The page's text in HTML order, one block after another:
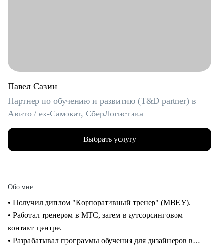
Павел Савин
Партнер по обучению и развитию (T&D partner) в
Авито / ex-Самокат, СберЛогистика
Выбрать услугу
Обо мне
• Получил диплом "Корпоративный тренер" (МВЕУ).
• Работал тренером в МТС, затем в аутсорсинговом
контакт-центре.
• Разрабатывал программы обучения для дизайнеров в